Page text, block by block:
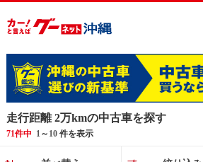
走行距離 2万kmの中古車を探す
71件中 1～ 10件を表示